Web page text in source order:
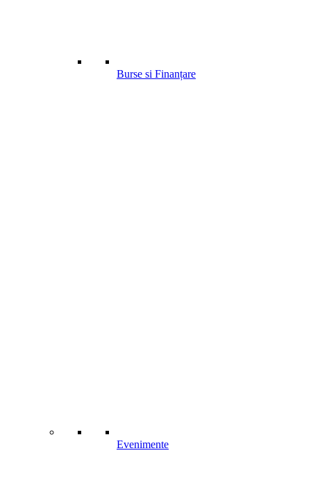
Burse si Finanțare
Evenimente